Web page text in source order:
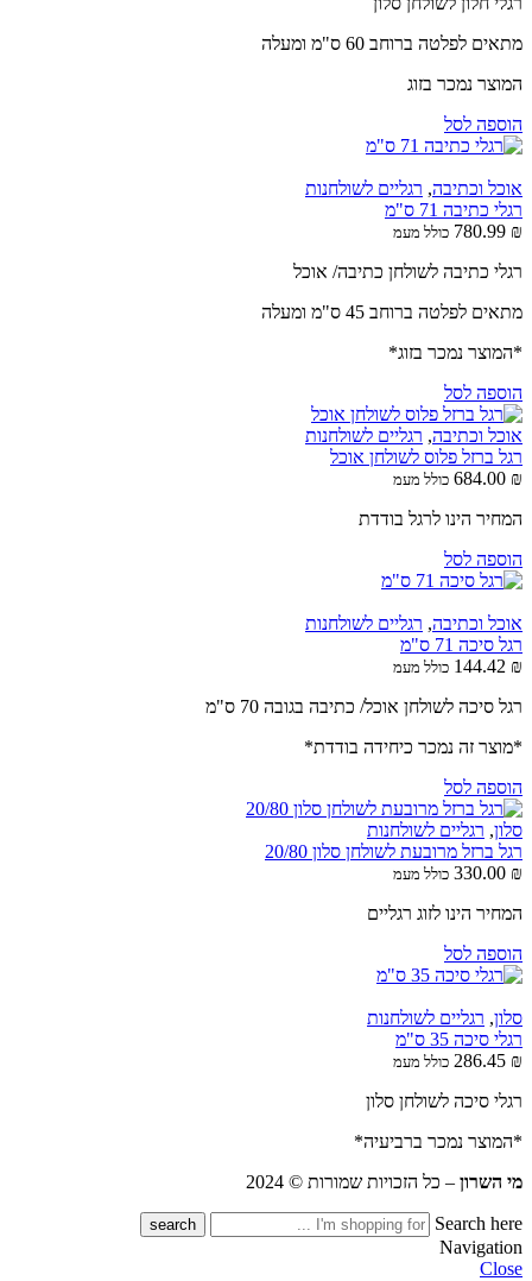
מתאים לפלטה ברוחב 60 ס"מ ומעלה
המוצר נמכר בזוג
הוספה לסל
אוכל וכתיבה, רגליים לשולחנות
רגלי כתיבה 71 ס"מ
780.99 ₪ כולל מעמ
רגלי כתיבה לשולחן כתיבה/ אוכל
מתאים לפלטה ברוחב 45 ס"מ ומעלה
*המוצר נמכר בזוג*
הוספה לסל
אוכל וכתיבה, רגליים לשולחנות
רגל ברזל פלוס לשולחן אוכל
684.00 ₪ כולל מעמ
המחיר הינו לרגל בודדת
הוספה לסל
אוכל וכתיבה, רגליים לשולחנות
רגל סיכה 71 ס"מ
144.42 ₪ כולל מעמ
רגל סיכה לשולחן אוכל/ כתיבה בגובה 70 ס"מ
*מוצר זה נמכר כיחידה בודדת*
הוספה לסל
סלון, רגליים לשולחנות
רגל ברזל מרובעת לשולחן סלון 20/80
330.00 ₪ כולל מעמ
המחיר הינו לזוג רגליים
הוספה לסל
סלון, רגליים לשולחנות
רגלי סיכה 35 ס"מ
286.45 ₪ כולל מעמ
רגלי סיכה לשולחן סלון
*המוצר נמכר ברביעיה*
מי השרון – כל הזכויות שמורות © 2024
Search here
Navigation
Close